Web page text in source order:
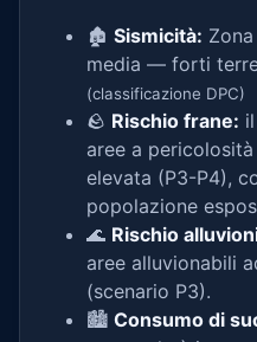
🏚️ Sismicità:
media — forti
(classificazione DPC)
🪨 Rischio frane:
aree a
elevata (P3-P4),
popolazione
🌊 Rischio
aree alluvionabili
(scenario P3).
🏙️ Consumo di